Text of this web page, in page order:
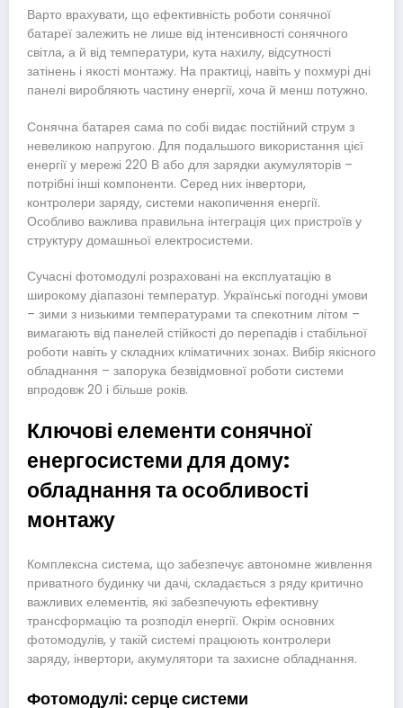
Варто врахувати, що ефективність роботи сонячної
батареї залежить не лише від інтенсивності сонячного
світла, а й від температури, кута нахилу, відсутності
затінень і якості монтажу. На практиці, навіть у похмурі дні
панелі виробляють частину енергії, хоча й менш потужно.
Сонячна батарея сама по собі видає постійний струм з
невеликою напругою. Для подальшого використання цієї
енергії у мережі 220 В або для зарядки акумуляторів –
потрібні інші компоненти. Серед них інвертори,
контролери заряду, системи накопичення енергії.
Особливо важлива правильна інтеграція цих пристроїв у
структуру домашньої електросистеми.
Сучасні фотомодулі розраховані на експлуатацію в
широкому діапазоні температур. Українські погодні умови
– зими з низькими температурами та спекотним літом –
вимагають від панелей стійкості до перепадів і стабільної
роботи навіть у складних кліматичних зонах. Вибір якісного
обладнання – запорука безвідмовної роботи системи
впродовж 20 і більше років.
Ключові елементи сонячної
енергосистеми для дому:
обладнання та особливості
монтажу
Комплексна система, що забезпечує автономне живлення
приватного будинку чи дачі, складається з ряду критично
важливих елементів, які забезпечують ефективну
трансформацію та розподіл енергії. Окрім основних
фотомодулів, у такій системі працюють контролери
заряду, інвертори, акумулятори та захисне обладнання.
Фотомодулі: серце системи